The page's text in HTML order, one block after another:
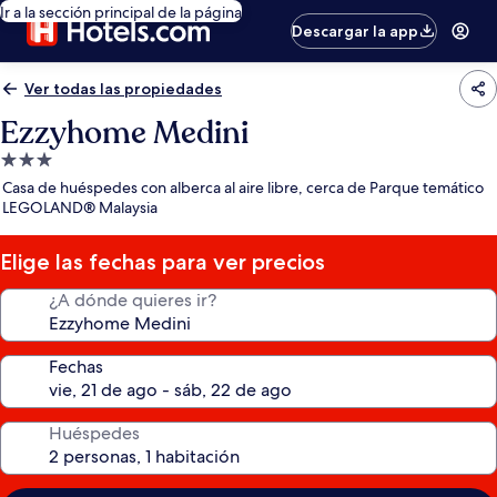
Ir a la sección principal de la página
Descargar la app
Ver todas las propiedades
Ezzyhome Medini
Propiedad
de
3.0
estrellas
Casa de huéspedes con alberca al aire libre, cerca de Parque temático
LEGOLAND® Malaysia
Elige las fechas para ver precios
¿A dónde quieres ir?
Fechas
Huéspedes